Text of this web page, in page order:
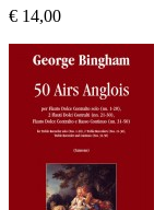
€ 14,00